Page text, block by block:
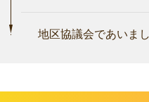
地区協議会であいま